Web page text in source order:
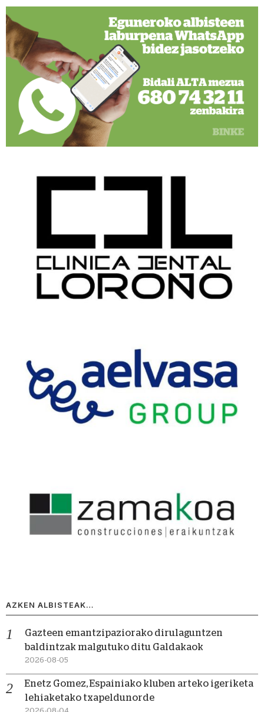
AZKEN ALBISTEAK…
Gazteen emantzipaziorako dirulaguntzen
baldintzak malgutuko ditu Galdakaok
2026-08-05
Enetz Gomez, Espainiako kluben arteko igeriketa
lehiaketako txapeldunorde
2026-08-04